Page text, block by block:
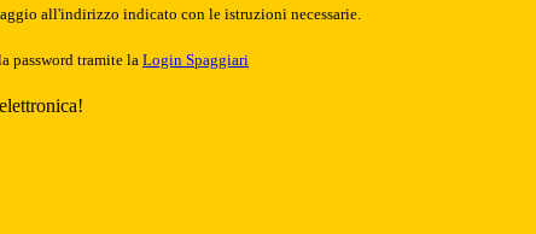
all'indirizzo indicato con le istruzioni necessarie.
password tramite la Login Spaggiari